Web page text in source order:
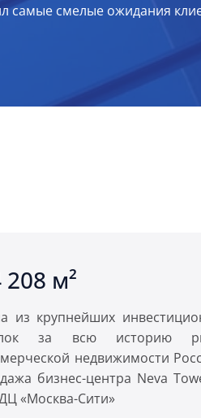
самые смелые ожидания
208 м²
из крупнейших
за всю историю
недвижимости
бизнес-центра Neva
«Москва-Сити»